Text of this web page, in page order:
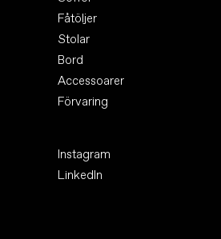
Fåtöljer
Stolar
Bord
Accessoarer
Förvaring
Instagram
LinkedIn